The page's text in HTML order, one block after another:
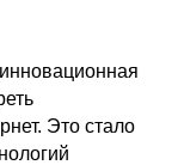
Это стало